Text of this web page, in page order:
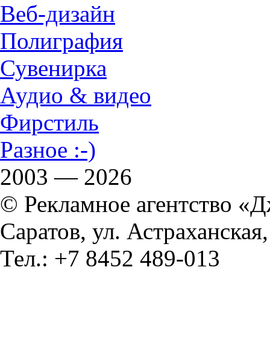
Веб-дизайн
Полиграфия
Сувенирка
Аудио & видео
Фирстиль
Разное :-)
2003 — 2026
© Рекламное агентство
Саратов, ул.
Тел.: +7 8452 489-013